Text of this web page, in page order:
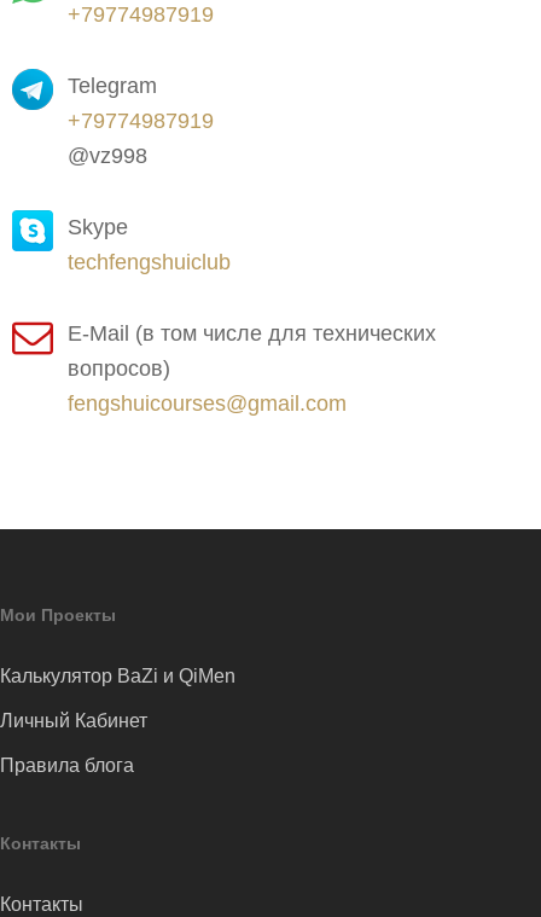
+79774987919
Telegram
+79774987919
@vz998
Skype
techfengshuiclub
E-Mail (в том числе для технических
вопросов)
fengshuicourses@gmail.com
Мои Проекты
Калькулятор BaZi и QiMen
Личный Кабинет
Правила блога
Контакты
Контакты